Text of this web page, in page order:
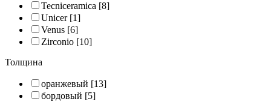
Tecniceramica [8]
Unicer[1]
Venus [6]
Zirconio [10]
Толщина
оранжевый [13]
бордовый [5]